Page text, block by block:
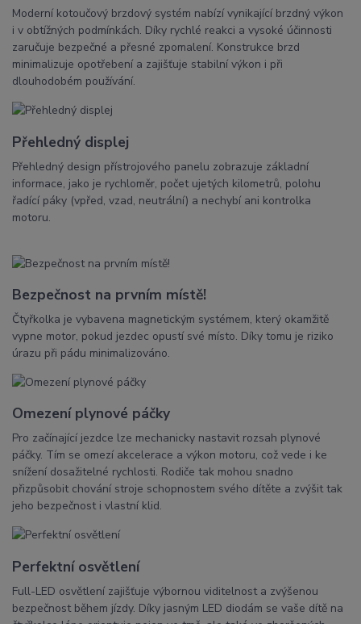
Moderní kotoučový brzdový systém nabízí vynikající brzdný výkon
i v obtížných podmínkách. Díky rychlé reakci a vysoké účinnosti
zaručuje bezpečné a přesné zpomalení. Konstrukce brzd
minimalizuje opotřebení a zajišťuje stabilní výkon i při
dlouhodobém používání.
Přehledný displej
Přehledný design přístrojového panelu zobrazuje základní
informace, jako je rychloměr, počet ujetých kilometrů, polohu
řadící páky (vpřed, vzad, neutrální) a nechybí ani kontrolka
motoru.
Bezpečnost na prvním místě!
Čtyřkolka je vybavena magnetickým systémem, který okamžitě
vypne motor, pokud jezdec opustí své místo. Díky tomu je riziko
úrazu při pádu minimalizováno.
Omezení plynové páčky
Pro začínající jezdce lze mechanicky nastavit rozsah plynové
páčky. Tím se omezí akcelerace a výkon motoru, což vede i ke
snížení dosažitelné rychlosti. Rodiče tak mohou snadno
přizpůsobit chování stroje schopnostem svého dítěte a zvýšit tak
jeho bezpečnost i vlastní klid.
Perfektní osvětlení
Full-LED osvětlení zajišťuje výbornou viditelnost a zvýšenou
bezpečnost během jízdy. Díky jasným LED diodám se vaše dítě na